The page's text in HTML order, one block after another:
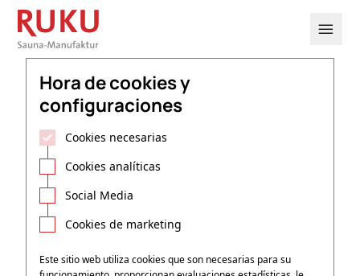

Hora de cookies y
configuraciones
Cookies necesarias
Cookies analíticas
Social Media
Cookies de marketing
Este sitio web utiliza cookies que son necesarias para su